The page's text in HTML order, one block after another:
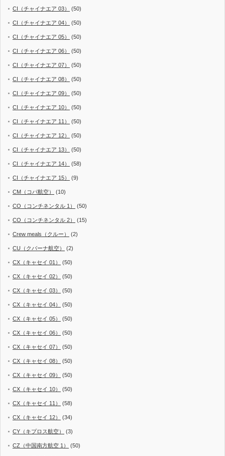
CI（チャイナエア 03） (50)
CI（チャイナエア 04） (50)
CI（チャイナエア 05） (50)
CI（チャイナエア 06） (50)
CI（チャイナエア 07） (50)
CI（チャイナエア 08） (50)
CI（チャイナエア 09） (50)
CI（チャイナエア 10） (50)
CI（チャイナエア 11） (50)
CI（チャイナエア 12） (50)
CI（チャイナエア 13） (50)
CI（チャイナエア 14） (58)
CI（チャイナエア 15） (9)
CM（コパ航空） (10)
CO（コンチネンタル 1） (50)
CO（コンチネンタル 2） (15)
Crew meals（クルー） (2)
CU（クバーナ航空） (2)
CX（キャセイ 01） (50)
CX（キャセイ 02） (50)
CX（キャセイ 03） (50)
CX（キャセイ 04） (50)
CX（キャセイ 05） (50)
CX（キャセイ 06） (50)
CX（キャセイ 07） (50)
CX（キャセイ 08） (50)
CX（キャセイ 09） (50)
CX（キャセイ 10） (50)
CX（キャセイ 11） (58)
CX（キャセイ 12） (34)
CY（キプロス航空） (3)
CZ（中国南方航空 1） (50)